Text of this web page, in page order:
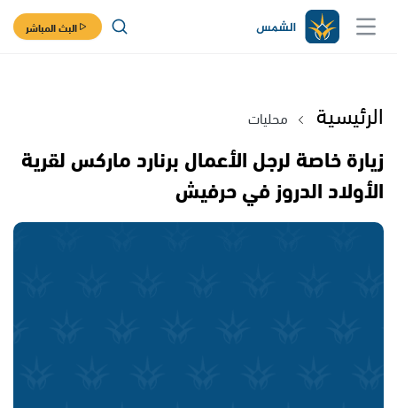
البث المباشر
الرئيسية محليات
زيارة خاصة لرجل الأعمال برنارد ماركس لقرية
الأولاد الدروز في حرفيش